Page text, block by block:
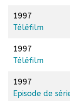
1997
Téléfilm
1997
Téléfilm
1997
Episode de